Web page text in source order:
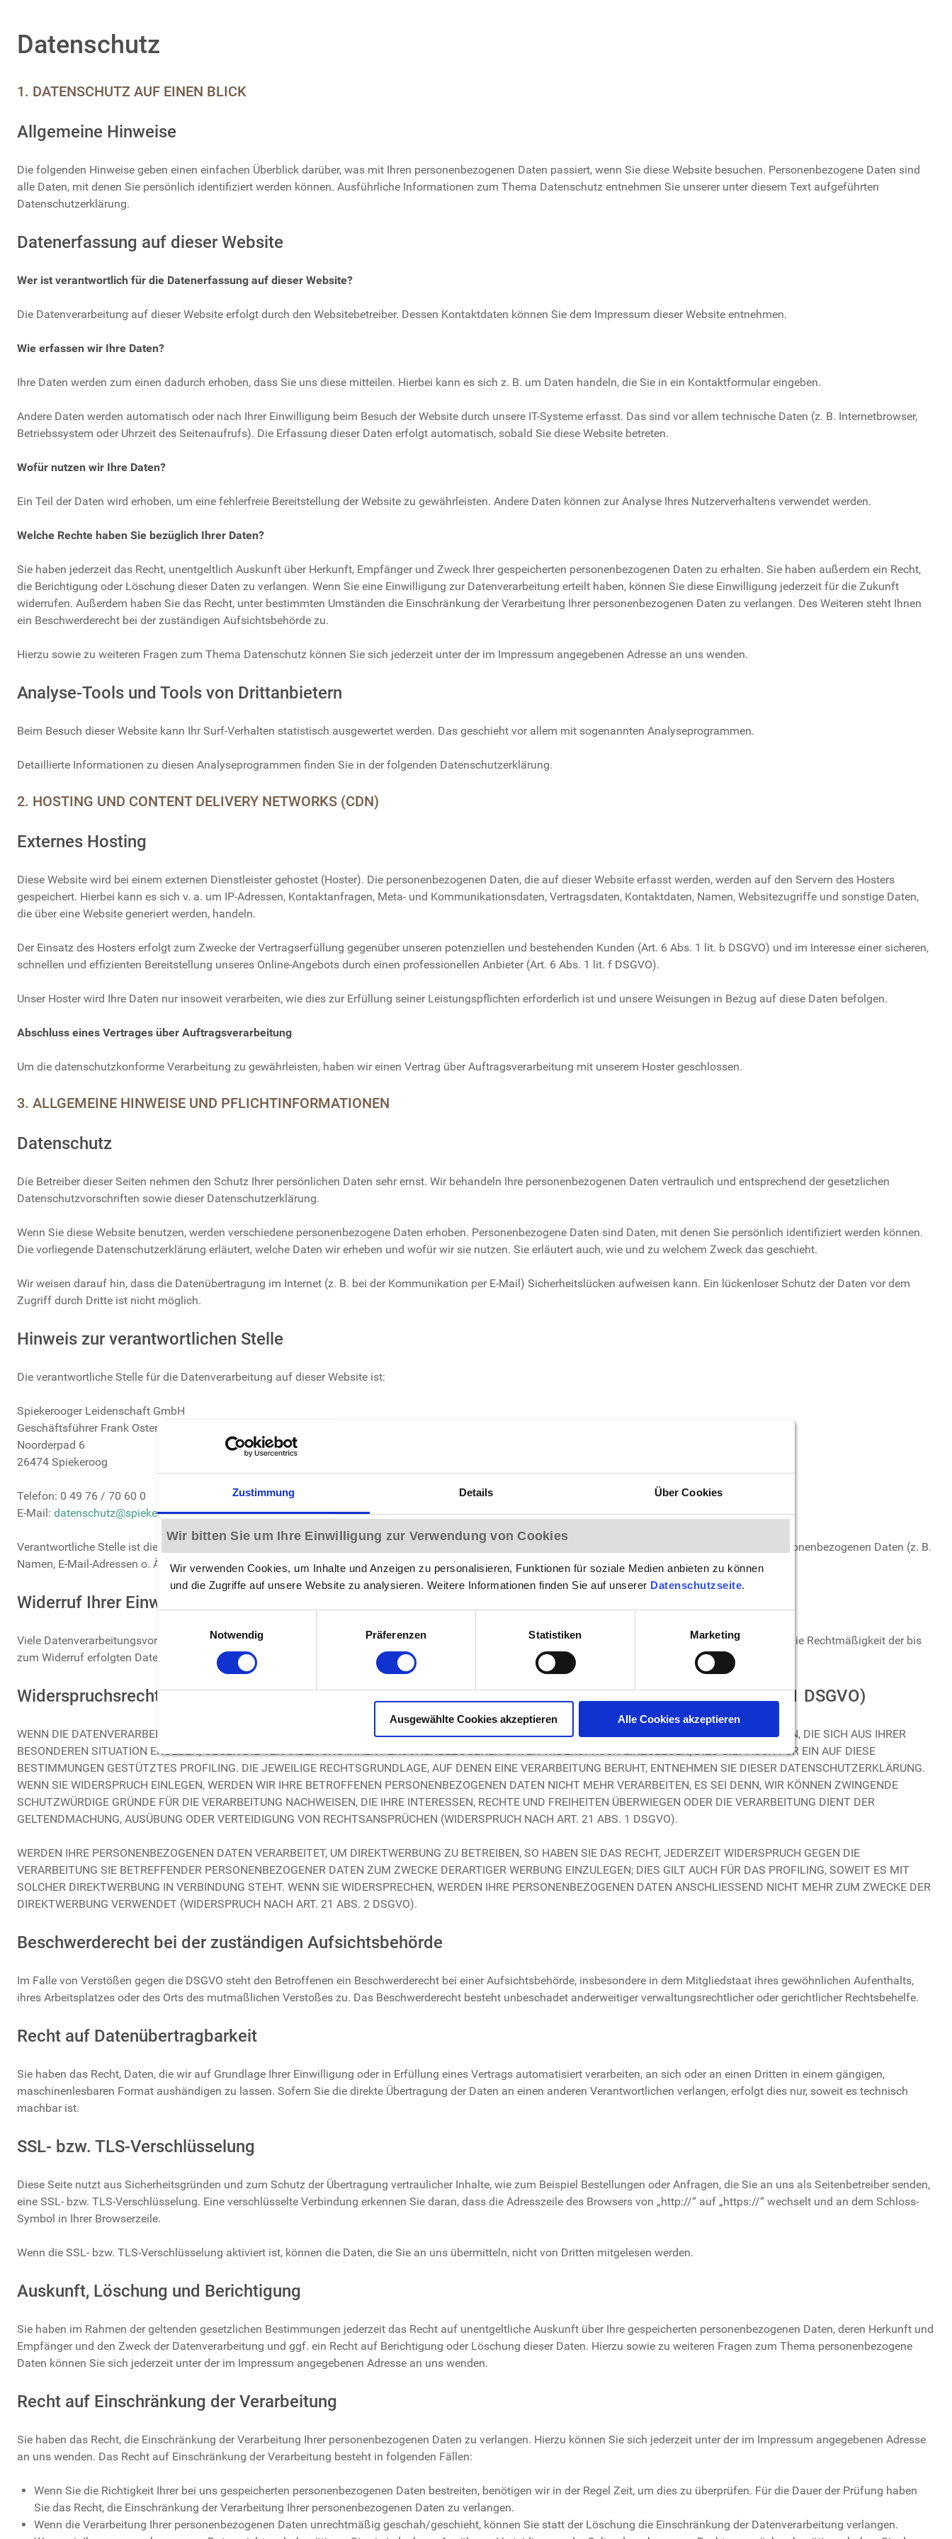
Zustimmung Details Über Cookies
Wir bitten Sie um Ihre Einwilligung zur Verwendung von Cookies
Wir verwenden Cookies, um Inhalte und Anzeigen zu personalisieren, Funktionen für soziale Medien anbieten zu können
und die Zugriffe auf unsere Website zu analysieren. Weitere Informationen finden Sie auf unserer Datenschutzseite.
Notwendig
Präferenzen Statistiken Marketing
Ausgewählte Cookies akzeptieren Alle Cookies akzeptieren
Datenschutz
1. DATENSCHUTZ AUF EINEN BLICK
Allgemeine Hinweise
Die folgenden Hinweise geben einen einfachen Überblick darüber, was mit Ihren personenbezogenen Daten passiert, wenn Sie diese Website besuchen. Personenbezogene Daten sind
alle Daten, mit denen Sie persönlich identifiziert werden können. Ausführliche Informationen zum Thema Datenschutz entnehmen Sie unserer unter diesem Text aufgeführten
Datenschutzerklärung.
Datenerfassung auf dieser Website
Wer ist verantwortlich für die Datenerfassung auf dieser Website?
Die Datenverarbeitung auf dieser Website erfolgt durch den Websitebetreiber. Dessen Kontaktdaten können Sie dem Impressum dieser Website entnehmen.
Wie erfassen wir Ihre Daten?
Ihre Daten werden zum einen dadurch erhoben, dass Sie uns diese mitteilen. Hierbei kann es sich z. B. um Daten handeln, die Sie in ein Kontaktformular eingeben.
Andere Daten werden automatisch oder nach Ihrer Einwilligung beim Besuch der Website durch unsere IT-Systeme erfasst. Das sind vor allem technische Daten (z. B. Internetbrowser,
Betriebssystem oder Uhrzeit des Seitenaufrufs). Die Erfassung dieser Daten erfolgt automatisch, sobald Sie diese Website betreten.
Wofür nutzen wir Ihre Daten?
Ein Teil der Daten wird erhoben, um eine fehlerfreie Bereitstellung der Website zu gewährleisten. Andere Daten können zur Analyse Ihres Nutzerverhaltens verwendet werden.
Welche Rechte haben Sie bezüglich Ihrer Daten?
Sie haben jederzeit das Recht, unentgeltlich Auskunft über Herkunft, Empfänger und Zweck Ihrer gespeicherten personenbezogenen Daten zu erhalten. Sie haben außerdem ein Recht,
die Berichtigung oder Löschung dieser Daten zu verlangen. Wenn Sie eine Einwilligung zur Datenverarbeitung erteilt haben, können Sie diese Einwilligung jederzeit für die Zukunft
widerrufen. Außerdem haben Sie das Recht, unter bestimmten Umständen die Einschränkung der Verarbeitung Ihrer personenbezogenen Daten zu verlangen. Des Weiteren steht Ihnen
ein Beschwerderecht bei der zuständigen Aufsichtsbehörde zu.
Hierzu sowie zu weiteren Fragen zum Thema Datenschutz können Sie sich jederzeit unter der im Impressum angegebenen Adresse an uns wenden.
Analyse-Tools und Tools von Dritt­anbietern
Beim Besuch dieser Website kann Ihr Surf-Verhalten statistisch ausgewertet werden. Das geschieht vor allem mit sogenannten Analyseprogrammen.
Detaillierte Informationen zu diesen Analyseprogrammen finden Sie in der folgenden Datenschutzerklärung.
2. HOSTING UND CONTENT DELIVERY NETWORKS (CDN)
Externes Hosting
Diese Website wird bei einem externen Dienstleister gehostet (Hoster). Die personenbezogenen Daten, die auf dieser Website erfasst werden, werden auf den Servern des Hosters
gespeichert. Hierbei kann es sich v. a. um IP-Adressen, Kontaktanfragen, Meta- und Kommunikationsdaten, Vertragsdaten, Kontaktdaten, Namen, Websitezugriffe und sonstige Daten,
die über eine Website generiert werden, handeln.
Der Einsatz des Hosters erfolgt zum Zwecke der Vertragserfüllung gegenüber unseren potenziellen und bestehenden Kunden (Art. 6 Abs. 1 lit. b DSGVO) und im Interesse einer sicheren,
schnellen und effizienten Bereitstellung unseres Online-Angebots durch einen professionellen Anbieter (Art. 6 Abs. 1 lit. f DSGVO).
Unser Hoster wird Ihre Daten nur insoweit verarbeiten, wie dies zur Erfüllung seiner Leistungspflichten erforderlich ist und unsere Weisungen in Bezug auf diese Daten befolgen.
Abschluss eines Vertrages über Auftragsverarbeitung
Um die datenschutzkonforme Verarbeitung zu gewährleisten, haben wir einen Vertrag über Auftragsverarbeitung mit unserem Hoster geschlossen.
3. ALLGEMEINE HINWEISE UND PFLICHT­INFORMATIONEN
Datenschutz
Die Betreiber dieser Seiten nehmen den Schutz Ihrer persönlichen Daten sehr ernst. Wir behandeln Ihre personenbezogenen Daten vertraulich und entsprechend der gesetzlichen
Datenschutzvorschriften sowie dieser Datenschutzerklärung.
Wenn Sie diese Website benutzen, werden verschiedene personenbezogene Daten erhoben. Personenbezogene Daten sind Daten, mit denen Sie persönlich identifiziert werden können.
Die vorliegende Datenschutzerklärung erläutert, welche Daten wir erheben und wofür wir sie nutzen. Sie erläutert auch, wie und zu welchem Zweck das geschieht.
Wir weisen darauf hin, dass die Datenübertragung im Internet (z. B. bei der Kommunikation per E-Mail) Sicherheitslücken aufweisen kann. Ein lückenloser Schutz der Daten vor dem
Zugriff durch Dritte ist nicht möglich.
Hinweis zur verantwortlichen Stelle
Die verantwortliche Stelle für die Datenverarbeitung auf dieser Website ist:
Spiekerooger Leidenschaft GmbH
Geschäftsführer Frank Osteresch und Elke Meinders
Noorderpad 6
26474 Spiekeroog
Telefon: 0 49 76 / 70 60 0
E-Mail: datenschutz@spiekerooger-leidenschaft.de
Verantwortliche Stelle ist die natürliche oder juristische Person, die allein oder gemeinsam mit anderen über die Zwecke und Mittel der Verarbeitung von personenbezogenen Daten (z. B.
Namen, E-Mail-Adressen o. Ä.) entscheidet.
Widerruf Ihrer Einwilligung zur Datenverarbeitung
Viele Datenverarbeitungsvorgänge sind nur mit Ihrer ausdrücklichen Einwilligung möglich. Sie können eine bereits erteilte Einwilligung jederzeit widerrufen. Die Rechtmäßigkeit der bis
zum Widerruf erfolgten Datenverarbeitung bleibt vom Widerruf unberührt.
Widerspruchsrecht gegen die Datenerhebung in besonderen Fällen sowie gegen Direktwerbung (Art. 21 DSGVO)
WENN DIE DATENVERARBEITUNG AUF GRUNDLAGE VON ART. 6 ABS. 1 LIT. E ODER F DSGVO ERFOLGT, HABEN SIE JEDERZEIT DAS RECHT, AUS GRÜNDEN, DIE SICH AUS IHRER
BESONDEREN SITUATION ERGEBEN, GEGEN DIE VERARBEITUNG IHRER PERSONENBEZOGENEN DATEN WIDERSPRUCH EINZULEGEN; DIES GILT AUCH FÜR EIN AUF DIESE
BESTIMMUNGEN GESTÜTZTES PROFILING. DIE JEWEILIGE RECHTSGRUNDLAGE, AUF DENEN EINE VERARBEITUNG BERUHT, ENTNEHMEN SIE DIESER DATENSCHUTZERKLÄRUNG.
WENN SIE WIDERSPRUCH EINLEGEN, WERDEN WIR IHRE BETROFFENEN PERSONENBEZOGENEN DATEN NICHT MEHR VERARBEITEN, ES SEI DENN, WIR KÖNNEN ZWINGENDE
SCHUTZWÜRDIGE GRÜNDE FÜR DIE VERARBEITUNG NACHWEISEN, DIE IHRE INTERESSEN, RECHTE UND FREIHEITEN ÜBERWIEGEN ODER DIE VERARBEITUNG DIENT DER
GELTENDMACHUNG, AUSÜBUNG ODER VERTEIDIGUNG VON RECHTSANSPRÜCHEN (WIDERSPRUCH NACH ART. 21 ABS. 1 DSGVO).
WERDEN IHRE PERSONENBEZOGENEN DATEN VERARBEITET, UM DIREKTWERBUNG ZU BETREIBEN, SO HABEN SIE DAS RECHT, JEDERZEIT WIDERSPRUCH GEGEN DIE
VERARBEITUNG SIE BETREFFENDER PERSONENBEZOGENER DATEN ZUM ZWECKE DERARTIGER WERBUNG EINZULEGEN; DIES GILT AUCH FÜR DAS PROFILING, SOWEIT ES MIT
SOLCHER DIREKTWERBUNG IN VERBINDUNG STEHT. WENN SIE WIDERSPRECHEN, WERDEN IHRE PERSONENBEZOGENEN DATEN ANSCHLIESSEND NICHT MEHR ZUM ZWECKE DER
DIREKTWERBUNG VERWENDET (WIDERSPRUCH NACH ART. 21 ABS. 2 DSGVO).
Beschwerde­recht bei der zuständigen Aufsichts­behörde
Im Falle von Verstößen gegen die DSGVO steht den Betroffenen ein Beschwerderecht bei einer Aufsichtsbehörde, insbesondere in dem Mitgliedstaat ihres gewöhnlichen Aufenthalts,
ihres Arbeitsplatzes oder des Orts des mutmaßlichen Verstoßes zu. Das Beschwerderecht besteht unbeschadet anderweitiger verwaltungsrechtlicher oder gerichtlicher Rechtsbehelfe.
Recht auf Daten­übertrag­barkeit
Sie haben das Recht, Daten, die wir auf Grundlage Ihrer Einwilligung oder in Erfüllung eines Vertrags automatisiert verarbeiten, an sich oder an einen Dritten in einem gängigen,
maschinenlesbaren Format aushändigen zu lassen. Sofern Sie die direkte Übertragung der Daten an einen anderen Verantwortlichen verlangen, erfolgt dies nur, soweit es technisch
machbar ist.
SSL- bzw. TLS-Verschlüsselung
Diese Seite nutzt aus Sicherheitsgründen und zum Schutz der Übertragung vertraulicher Inhalte, wie zum Beispiel Bestellungen oder Anfragen, die Sie an uns als Seitenbetreiber senden,
eine SSL- bzw. TLS-Verschlüsselung. Eine verschlüsselte Verbindung erkennen Sie daran, dass die Adresszeile des Browsers von „http://“ auf „https://“ wechselt und an dem Schloss-
Symbol in Ihrer Browserzeile.
Wenn die SSL- bzw. TLS-Verschlüsselung aktiviert ist, können die Daten, die Sie an uns übermitteln, nicht von Dritten mitgelesen werden.
Auskunft, Löschung und Berichtigung
Sie haben im Rahmen der geltenden gesetzlichen Bestimmungen jederzeit das Recht auf unentgeltliche Auskunft über Ihre gespeicherten personenbezogenen Daten, deren Herkunft und
Empfänger und den Zweck der Datenverarbeitung und ggf. ein Recht auf Berichtigung oder Löschung dieser Daten. Hierzu sowie zu weiteren Fragen zum Thema personenbezogene
Daten können Sie sich jederzeit unter der im Impressum angegebenen Adresse an uns wenden.
Recht auf Einschränkung der Verarbeitung
Sie haben das Recht, die Einschränkung der Verarbeitung Ihrer personenbezogenen Daten zu verlangen. Hierzu können Sie sich jederzeit unter der im Impressum angegebenen Adresse
an uns wenden. Das Recht auf Einschränkung der Verarbeitung besteht in folgenden Fällen:
Wenn Sie die Richtigkeit Ihrer bei uns gespeicherten personenbezogenen Daten bestreiten, benötigen wir in der Regel Zeit, um dies zu überprüfen. Für die Dauer der Prüfung haben
Sie das Recht, die Einschränkung der Verarbeitung Ihrer personenbezogenen Daten zu verlangen.
Wenn die Verarbeitung Ihrer personenbezogenen Daten unrechtmäßig geschah/geschieht, können Sie statt der Löschung die Einschränkung der Datenverarbeitung verlangen.